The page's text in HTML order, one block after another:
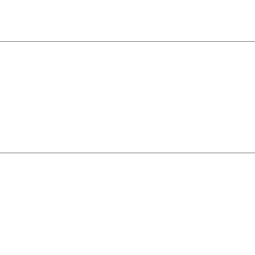
ilustrativas